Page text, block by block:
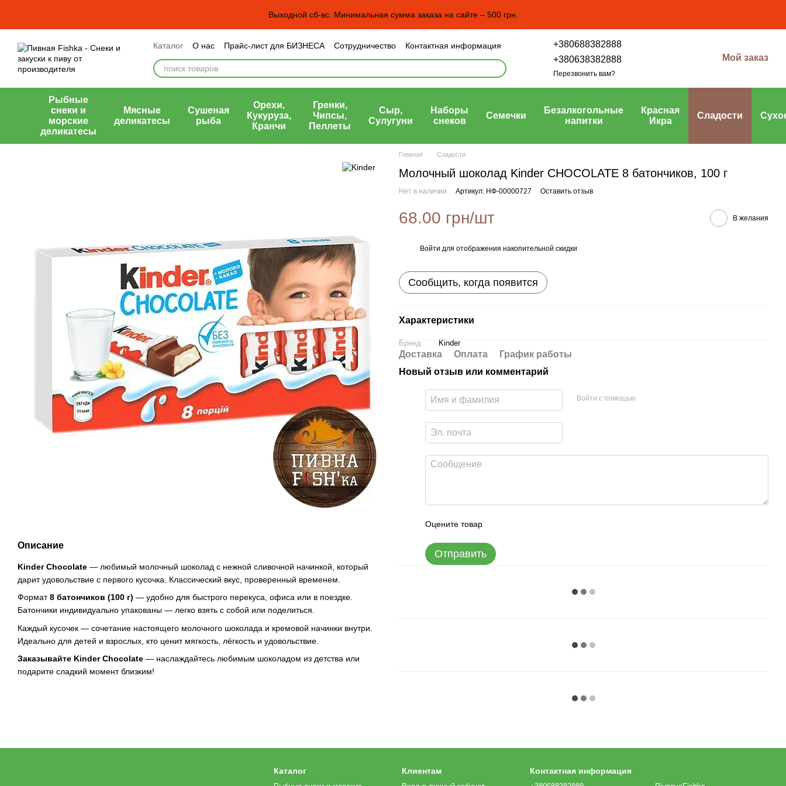
Выходной сб-вс. Минимальная сумма заказа на сайте – 500 грн.
Каталог О нас Прайс-лист для БИЗНЕСА Сотрудничество
Контактная информация
Оплата и доставка
Обмен и возврат
Пользовательское соглашение
Публичный договор (оферта)
+380688382888
+380638382888
Перезвонить вам?
Мой заказ
Рыбные
снеки и
морские
деликатесы
Мясные
деликатесы
Сушеная
рыба
Орехи,
Кукуруза,
Кранчи
Гренки,
Чипсы,
Пеллеты
Сыр,
Сулугуни
Наборы
снеков
Семечки
Безалкогольные
напитки
Красная
Икра
Сладости
Описание
Kinder Chocolate — любимый молочный шоколад с нежной сливочной начинкой, который
дарит удовольствие с первого кусочка. Классический вкус, проверенный временем.
Формат8 батончиков (100 г) — удобно для быстрого перекуса, офиса или в поездке.
Батончики индивидуально упакованы — легко взять с собой или поделиться.
Каждый кусочек — сочетание настоящего молочного шоколада и кремовой начинки внутри.
Идеально для детей и взрослых, кто ценит мягкость, лёгкость и удовольствие.
Заказывайте Kinder Chocolate — наслаждайтесь любимым шоколадом из детства или
подарите сладкий момент близким!
Главная Сладости
Молочный шоколад Kinder CHOCOLATE 8 батончиков, 100 г
Нет в наличии Артикул: НФ-00000727 Оставить отзыв
68.00 грн/шт В желания
Войти для отображения накопительной скидки
Сообщить, когда появится
Характеристики
Бренд Kinder
Доставка Оплата
График работы
Новый отзыв или комментарий
Войти с помощью
Оцените товар
Отправить
Каталог Клиентам Контактная информация